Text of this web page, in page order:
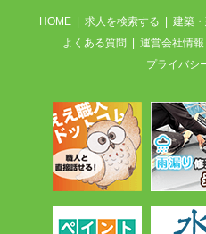
HOME 求人を検索する 建築
よくある質問
運営会社情報
プライバシ